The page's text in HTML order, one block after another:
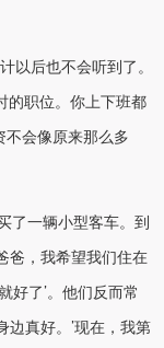
以后也不会听到了。
的职位。你上下班都
会像原来那么多
了一辆小型客车。到
爸，我希望我们住在
好了’。他们反而常
边真好。’现在，我第